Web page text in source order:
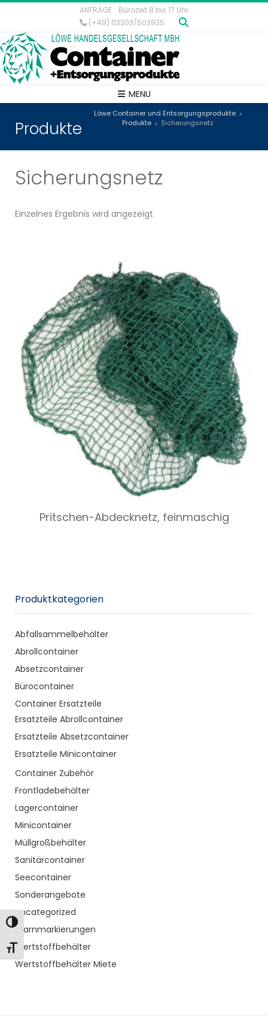
Toggle High Contrast
Toggle Font size
ANFRAGE
Bürozeit 8 bis 17 Uhr
(+49) 03303/503935
MENU
Produkte
Löwe Container und Entsorgungsprodukte >
Produkte > Sicherungsnetz
Sicherungsnetz
Einzelnes Ergebnis wird angezeigt
Pritschen-Abdecknetz, feinmaschig
Produktkategorien
Abfallsammelbehälter
Abrollcontainer
Absetzcontainer
Bürocontainer
Container Ersatzteile
Ersatzteile Abrollcontainer
Ersatzteile Absetzcontainer
Ersatzteile Minicontainer
Container Zubehör
Frontladebehälter
Lagercontainer
Minicontainer
Müllgroßbehälter
Sanitärcontainer
Seecontainer
Sonderangebote
Uncategorized
Warnmarkierungen
Wertstoffbehälter
Wertstoffbehälter Miete